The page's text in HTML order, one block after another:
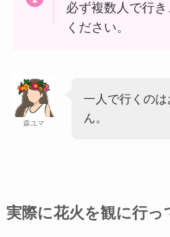
必ず複数人で行
ください。
森ユマ
一人で行くの
ん。
実際に花火を観に行っ